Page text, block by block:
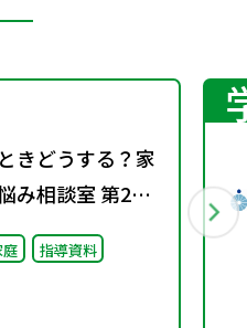
きどうする？家
み相談室 第2号
題材】
庭 指導資料